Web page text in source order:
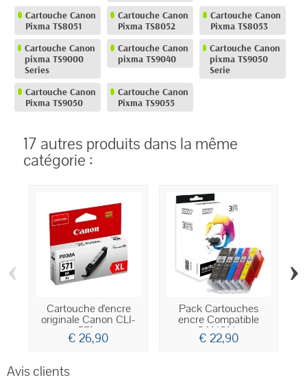
Cartouche Canon
Pixma TS8051
Cartouche Canon
Pixma TS8052
Cartouche Canon
Pixma TS8053
Cartouche Canon
pixma TS9000
Series
Cartouche Canon
pixma TS9040
Cartouche Canon
pixma TS9050
Serie
Cartouche Canon
Pixma TS9050
Cartouche Canon
Pixma TS9055
17 autres produits dans la même
catégorie :
Cartouche d'encre
originale Canon CLI-
571...
€ 26,90
Pack Cartouches
encre Compatible
CANON...
€ 22,90
‹ ›
Avis clients